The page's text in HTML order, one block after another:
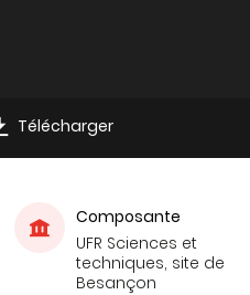
Télécharger
Composante
UFR Sciences et
techniques, site de
Besançon